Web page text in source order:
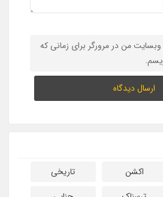
وبسایت من در مرورگر برای زمانی که
اکشن
تاریخی